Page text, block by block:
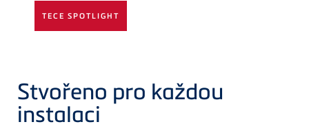
TECE SPOTLIGHT
Stvořeno pro každou
instalaci